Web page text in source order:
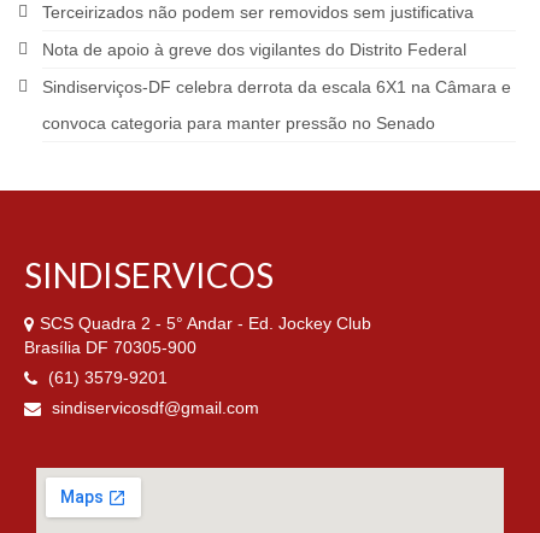
Terceirizados não podem ser removidos sem justificativa
Nota de apoio à greve dos vigilantes do Distrito Federal
Sindiserviços-DF celebra derrota da escala 6X1 na Câmara e
convoca categoria para manter pressão no Senado
SINDISERVICOS
SCS Quadra 2 - 5° Andar - Ed. Jockey Club
Brasília DF 70305-900
(61) 3579-9201
sindiservicosdf@gmail.com